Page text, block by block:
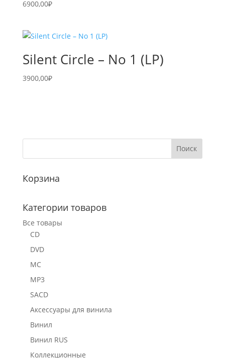
6900,00₽
Silent Circle – No 1 (LP)
3900,00₽
Корзина
Категории товаров
Все товары
CD
DVD
MC
MP3
SACD
Аксессуары для винила
Винил
Винил RUS
Коллекционные